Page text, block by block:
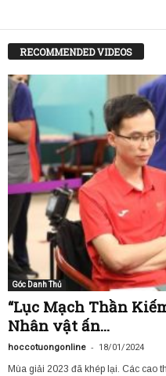
RECOMMENDED VIDEOS
Góc Danh Thủ
“Lục Mạch Thần
Nhân vật ấn...
hoccotuongonline - 18/01/2024
Mùa giải 2023 đã khép lại. Các cao